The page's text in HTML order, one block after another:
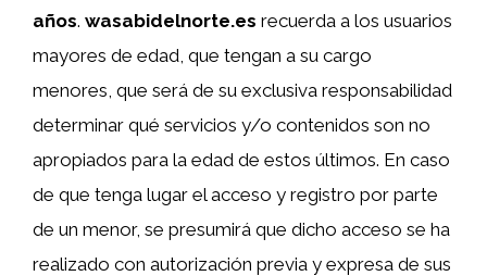
años. wasabidelnorte.es recuerda a los usuarios
mayores de edad, que tengan a su cargo
menores, que será de su exclusiva responsabilidad
determinar qué servicios y/o contenidos son no
apropiados para la edad de estos últimos. En caso
de que tenga lugar el acceso y registro por parte
de un menor, se presumirá que dicho acceso se ha
realizado con autorización previa y expresa de sus